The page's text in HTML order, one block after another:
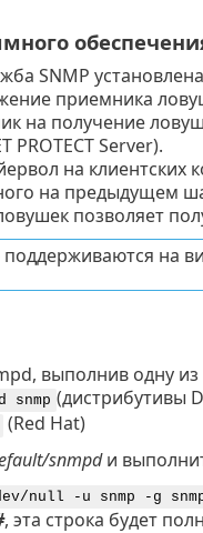
SNMP
приемника
на получение
PROTECT Server).
на
на предыдущем
позволяет
на
выполнив одну
(дистрибутивы
(Red Hat)
snmpdи
/dev/null -u snmp -g
, эта строка будет